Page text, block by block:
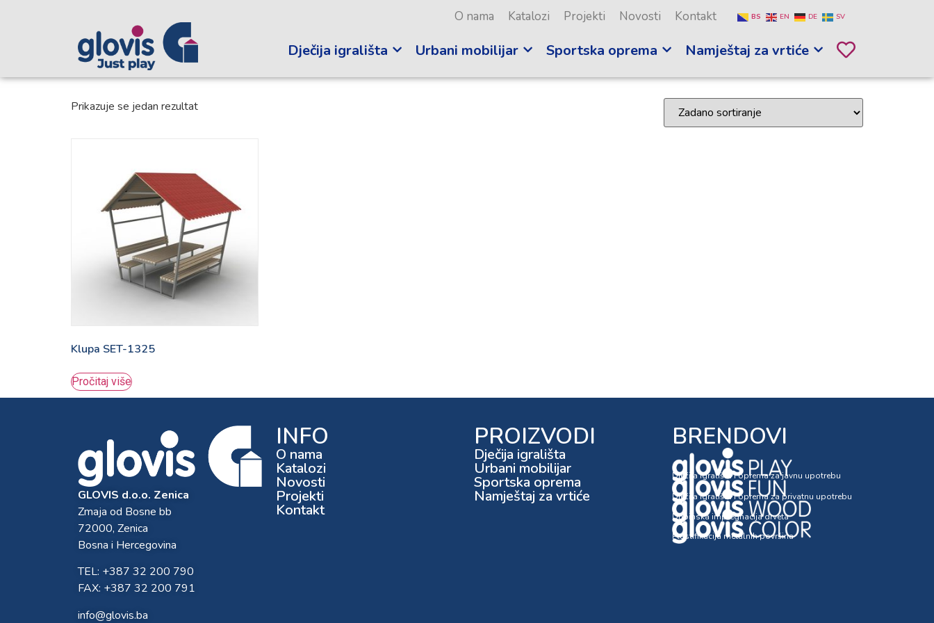
O nama Katalozi Projekti Novosti Kontakt BS EN DE SV
Dječija igrališta Urbani mobilijar Sportska oprema Namještaj za vrtiće
Prikazuje se jedan rezultat
Klupa SET-1325
Pročitaj više
GLOVIS d.o.o. Zenica
Zmaja od Bosne bb
72000, Zenica
Bosna i Hercegovina
TEL: +387 32 200 790
FAX: +387 32 200 791
info@glovis.ba
INFO
O nama
Katalozi
Novosti
Projekti
Kontakt
PROIZVODI
Dječija igrališta
Urbani mobilijar
Sportska oprema
Namještaj za vrtiće
BRENDOVI
Dječija igrališta i oprema za javnu upotrebu
Dječija igrališta i oprema za privatnu upotrebu
Dubinska impregnacija drveta
Plastifikacija metalnih površina